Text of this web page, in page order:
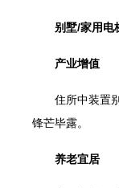
别墅/家用电
产业增值
住所中装置别
锋芒毕露。
养老宜居